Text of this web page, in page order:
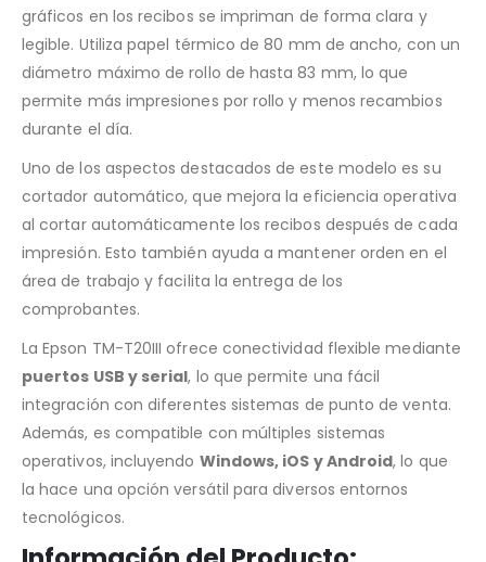
gráficos en los recibos se impriman de forma clara y
legible. Utiliza papel térmico de 80 mm de ancho, con un
diámetro máximo de rollo de hasta 83 mm, lo que
permite más impresiones por rollo y menos recambios
durante el día.
Uno de los aspectos destacados de este modelo es su
cortador automático, que mejora la eficiencia operativa
al cortar automáticamente los recibos después de cada
impresión. Esto también ayuda a mantener orden en el
área de trabajo y facilita la entrega de los
comprobantes.
La Epson TM-T20III ofrece conectividad flexible mediante
puertos USB y serial, lo que permite una fácil
integración con diferentes sistemas de punto de venta.
Además, es compatible con múltiples sistemas
operativos, incluyendo Windows, iOS y Android, lo que
la hace una opción versátil para diversos entornos
tecnológicos.